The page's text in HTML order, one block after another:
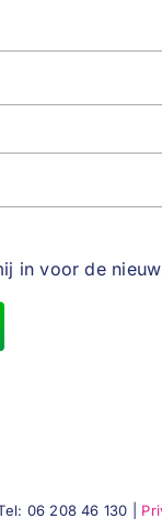
in voor de
06 208 46 130 |